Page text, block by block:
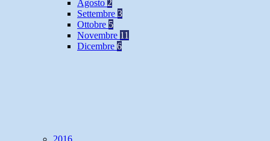
Agosto 2
Settembre 3
Ottobre 5
Novembre 11
Dicembre 6